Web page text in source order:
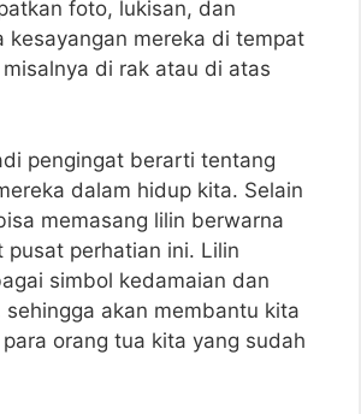
foto, lukisan, dan
kesayangan mereka di tempat
di rak atau di atas
pengingat berarti tentang
dalam hidup kita. Selain
memasang lilin berwarna
pusat perhatian ini. Lilin
simbol kedamaian dan
sehingga akan membantu kita
orang tua kita yang sudah